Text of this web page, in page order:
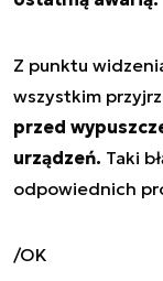
Z punktu
wszystkim
przed
urządzeń. Taki
odpowiednich
/OK